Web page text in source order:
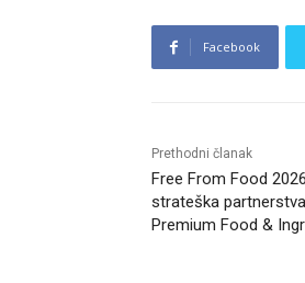
Facebook
Prethodni članak
Free From Food
strateška
Premium Food &